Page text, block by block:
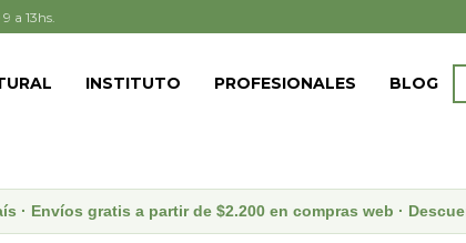
INSTITUTO PROFESIONALES BLOG
a 13hs.
· Envíos gratis a partir de $2.200 en compras web ·